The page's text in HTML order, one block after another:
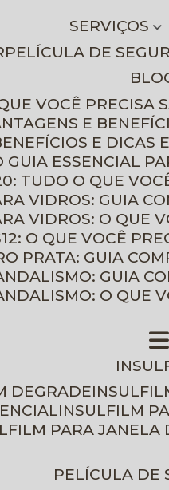
SERVIÇOS
PELÍCULA DE
VOCÊ PRECISA
E
E DICAS
GUIA ESSENCIAL
TUDO O QUE
VIDROS: GUIA
VIDROS: O QUE
O QUE VOCÊ
PRATA: GUIA
GUIA
O QUE
DEGRADE
INSULFILM
PARA
PELÍCULA